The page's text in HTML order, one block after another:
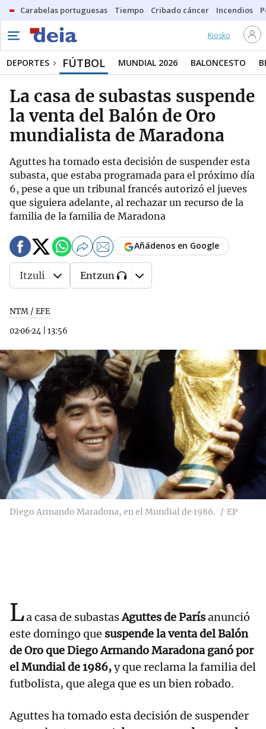
Carabelas portuguesas Tiempo Cribado cáncer Incendios
Kiosko
DEPORTES FÚTBOL MUNDIAL 2026 BALONCESTO
La casa de subastas suspende
la venta del Balón de Oro
mundialista de Maradona
Aguttes ha tomado esta decisión de suspender esta
subasta, que estaba programada para el próximo día
6, pese a que un tribunal francés autorizó el jueves
que siguiera adelante, al rechazar un recurso de la
familia de la familia de Maradona
NTM / EFE
02·06·24
13:56
Añádenos en Google
Itzuli Entzun
Diego Armando Maradona, en el Mundial de 1986. EP
La casa de subastasAguttes de Parísanunció
este domingo que suspende la venta del Balón
de Oro que Diego Armando Maradona ganó por
el Mundial de 1986,y que reclama la familia del
futbolista, que alega que es un bien robado.
Aguttes ha tomado esta decisión de suspender